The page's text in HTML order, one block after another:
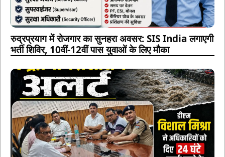
रुद्रप्रयाग में रोजगार का सुनहरा अवसर: SIS India लगाएगी
भर्ती शिविर, 10वीं-12वीं पास युवाओं के लिए मौका